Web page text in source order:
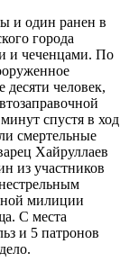
и один ранен в
города
и чеченцами. По
десяти человек,
спустя в ход
смертельные
Хайруллаев
из участников
милиции
С места
и 5 патронов